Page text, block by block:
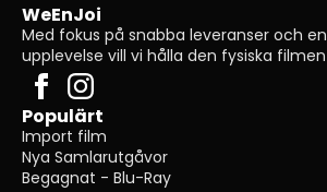
WeEnJoi
Med fokus på snabba leveranser och
upplevelse vill vi hålla den fysiska filmen
Populärt
Import film
Nya Samlarutgåvor
Begagnat - Blu-Ray